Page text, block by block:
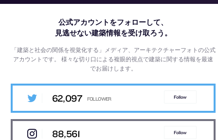
公式アカウントをフォローして、
見逃せない建築情報を受け取ろう。
「建築と社会の関係を視覚化する」メディア、アーキテクチャーフォトの公式
アカウントです。様々な切り口による複眼的視点で建築に関する情報を最速
でお届けします。
62,097 Follow
88,561 Follow